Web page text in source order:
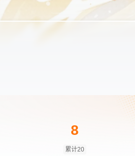
8
累计20